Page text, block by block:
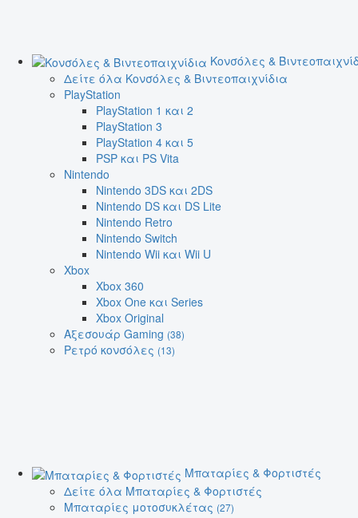
Κονσόλες &
Δείτε όλα Κονσόλες & Βιντεοπαιχνίδια
PlayStation
PlayStation 1 και 2
PlayStation 3
PlayStation 4 και 5
PSP και PS Vita
Nintendo
Nintendo 3DS και 2DS
Nintendo DS και DS Lite
Nintendo Retro
Nintendo Switch
Nintendo Wii και Wii U
Xbox
Xbox 360
Xbox One και Series
Xbox Original
Αξεσουάρ Gaming (38)
Ρετρό κονσόλες (13)
Μπαταρίες & Φορτιστές
Δείτε όλα Μπαταρίες & Φορτιστές
Μπαταρίες μοτοσυκλέτας (27)